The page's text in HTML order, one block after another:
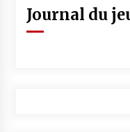
Journal du